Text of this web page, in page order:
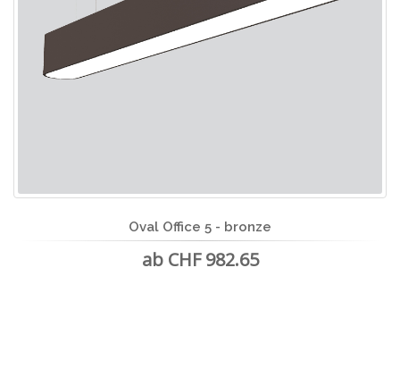
Oval Office 5 - bronze
ab CHF 982.65